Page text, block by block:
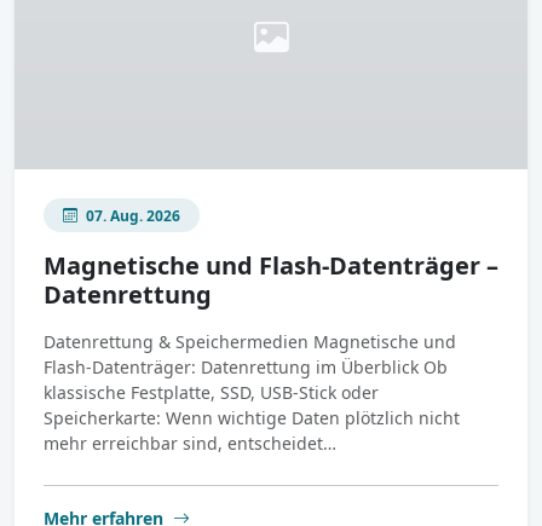
07. Aug. 2026
Magnetische und Flash-Datenträger –
Datenrettung
Datenrettung & Speichermedien Magnetische und
Flash-Datenträger: Datenrettung im Überblick Ob
klassische Festplatte, SSD, USB-Stick oder
Speicherkarte: Wenn wichtige Daten plötzlich nicht
mehr erreichbar sind, entscheidet…
Mehr erfahren